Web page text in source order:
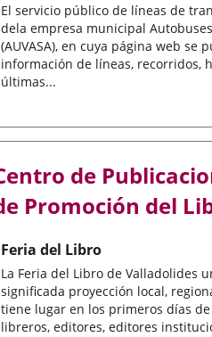
El servicio público de líneas de
dela empresa municipal
(AUVASA), en cuya página web se
información de líneas, recorridos,
últimas...
de
Promoción del
Feria del Libro
La Feria del Libro de Valladolides
significada proyección local,
tiene lugar en los primeros días
libreros, editores, editores